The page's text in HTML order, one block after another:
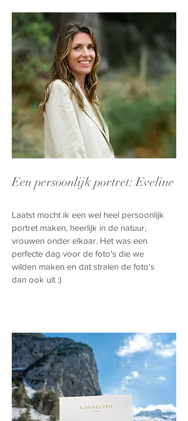
Een persoonlijk portret: Eveline
Laatst mocht ik een wel heel persoonlijk
portret maken, heerlijk in de natuur,
vrouwen onder elkaar. Het was een
perfecte dag voor de foto's die we
wilden maken en dat stralen de foto's
dan ook uit :)